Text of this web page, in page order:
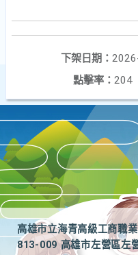
下架日期：
點擊率： 204
高雄市立海青高級工商職
813-009 高雄市左營區左